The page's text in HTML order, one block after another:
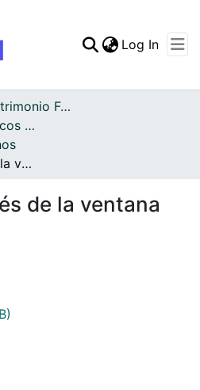
Log In
Archivo del Patrimonio Fotográfico y Fílmico del Valle del Cauca
Recuerdos Fotográficos Vallecaucanos
Anciana a través de la ventana
de la ventana